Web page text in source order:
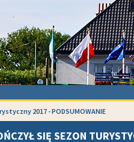
2017 - PODSUMOWANIE
SIĘ SEZON